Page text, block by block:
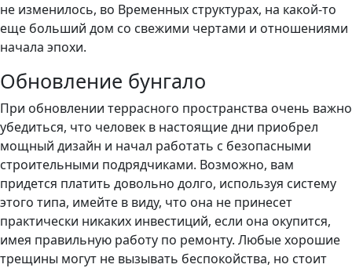
не изменилось, во Временных структурах, на какой-то
еще больший дом со свежими чертами и отношениями
начала эпохи.
Обновление бунгало
При обновлении террасного пространства очень важно
убедиться, что человек в настоящие дни приобрел
мощный дизайн и начал работать с безопасными
строительными подрядчиками. Возможно, вам
придется платить довольно долго, используя систему
этого типа, имейте в виду, что она не принесет
практически никаких инвестиций, если она окупится,
имея правильную работу по ремонту. Любые хорошие
трещины могут не вызывать беспокойства, но стоит